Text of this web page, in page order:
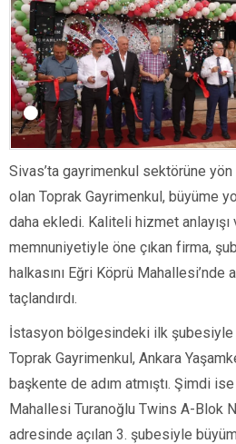
Sivas’ta gayrimenkul sektörüne
olan Toprak Gayrimenkul, büyüme
daha ekledi. Kaliteli hizmet
memnuniyetiyle öne çıkan firma,
halkasını Eğri Köprü Mahallesi’nde
taçlandırdı.
İstasyon bölgesindeki ilk
Toprak Gayrimenkul, Ankara
başkente de adım atmıştı. Şimdi
Mahallesi Turanoğlu Twins A-Blok
adresinde açılan 3. şubesiyle